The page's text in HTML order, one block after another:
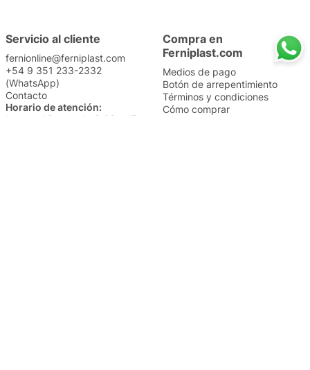
Servicio al cliente
fernionline@ferniplast.com
+54 9 351 233-2332
(WhatsApp)
Contacto
Horario de atención:
Lunes a Viernes de 8:30 a 17
Compra en
Ferniplast.com
Medios de pago
Botón de arrepentimiento
Términos y condiciones
Cómo comprar